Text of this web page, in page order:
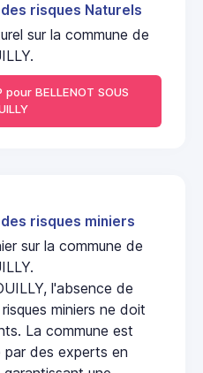
risques Naturels
sur la commune de
BELLENOT SOUS
risques miniers
sur la commune de
l'absence de
miniers ne doit
La commune est
par des experts en